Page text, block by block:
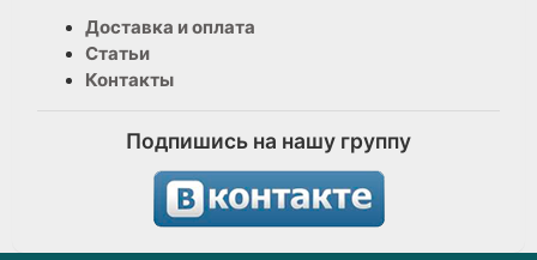
Доставка и оплата
Статьи
Контакты
Подпишись на нашу группу